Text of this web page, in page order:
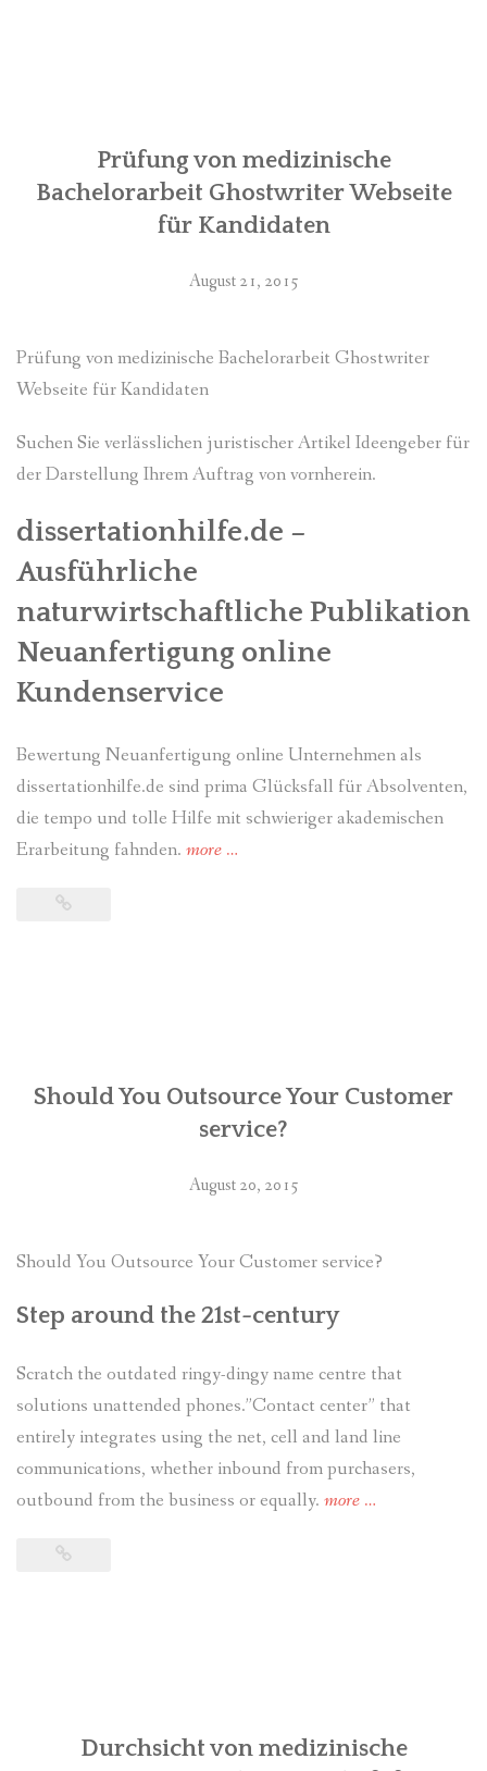
Prüfung von medizinische
Bachelorarbeit Ghostwriter Webseite
für Kandidaten
August 21, 2015
Prüfung von medizinische Bachelorarbeit Ghostwriter
Webseite für Kandidaten
Suchen Sie verlässlichen juristischer Artikel Ideengeber für
der Darstellung Ihrem Auftrag von vornherein.
dissertationhilfe.de –
Ausführliche
naturwirtschaftliche Publikation
Neuanfertigung online
Kundenservice
Bewertung Neuanfertigung online Unternehmen als
dissertationhilfe.de sind prima Glücksfall für Absolventen,
die tempo und tolle Hilfe mit schwieriger akademischen
Erarbeitung fahnden. more “Prüfung
…
Should You Outsource Your Customer
service?
August 20, 2015
Should You Outsource Your Customer service?
Step around the 21st-century
Scratch the outdated ringy-dingy name centre that
solutions unattended phones.”Contact center” that
entirely integrates using the net, cell and land line
communications, whether inbound from purchasers,
outbound from the business or equally. more “Should
…
Durchsicht von medizinische